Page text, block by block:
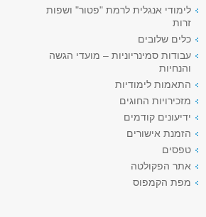
לימודי אנגלית לרמת "פטור" ושפות
זרות
כלים שלובים
עבודות סמינריוניות – מועדי הגשה
והנחיות
התאמות לימודיות
מזכירויות החוגים
ידיעונים קודמים
הזמנת אישורים
טפסים
אתר הפקולטה
מפת הקמפוס